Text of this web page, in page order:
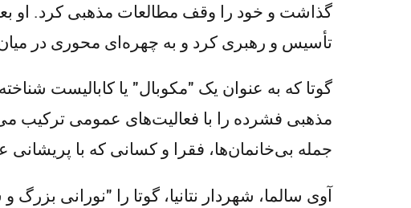
گذاشت و خود را وقف مطالعات مذهبی کرد. او
تأسیس و رهبری کرد و به چهره‌ای محوری در میان
گوتا که به عنوان یک "مکوبال" یا کابالیست
مذهبی فشرده را با فعالیت‌های عمومی ترکیب
جمله بی‌خانمان‌ها، فقرا و کسانی که با پریشانی
آوی سالما، شهردار نتانیا، گوتا را "نورانی